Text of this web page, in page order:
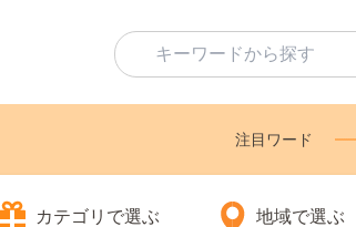
注目ワード
カテゴリで選ぶ 地域で選ぶ